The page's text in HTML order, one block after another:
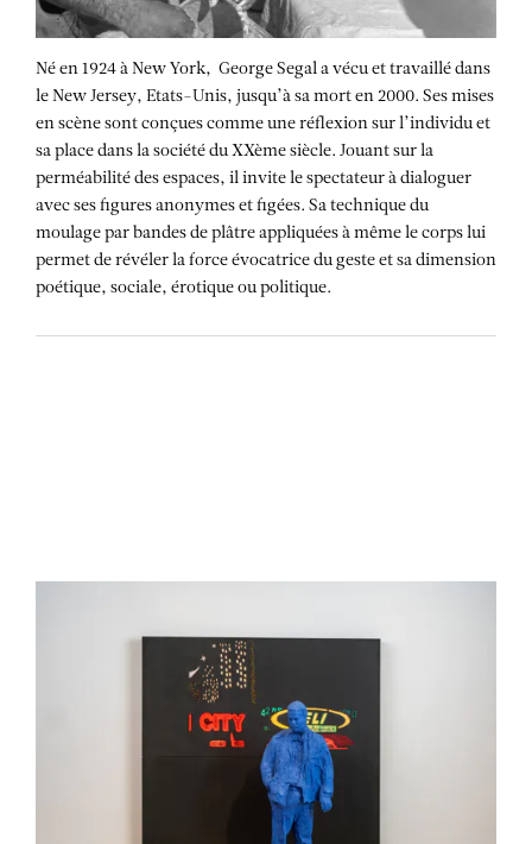
Né en 1924 à New York, George Segal a vécu et travaillé dans
le New Jersey, Etats-Unis, jusqu’à sa mort en 2000. Ses mises
en scène sont conçues comme une réflexion sur l’individu et
sa place dans la société du XXème siècle. Jouant sur la
perméabilité des espaces, il invite le spectateur à dialoguer
avec ses figures anonymes et figées. Sa technique du
moulage par bandes de plâtre appliquées à même le corps lui
permet de révéler la force évocatrice du geste et sa dimension
poétique, sociale, érotique ou politique.